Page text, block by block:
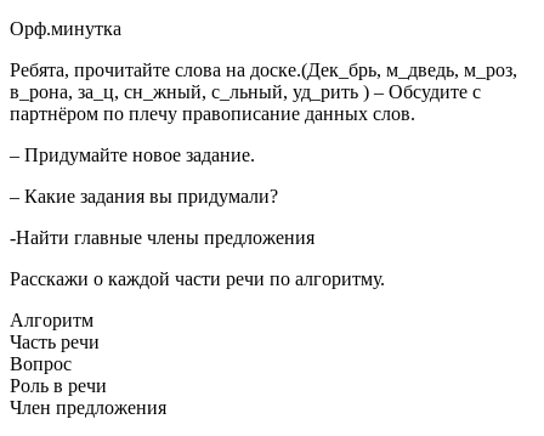
Орф.минутка
Ребята, прочитайте слова на доске.(Дек_брь, м_дведь, м_роз,
в_рона, за_ц, сн_жный, с_льный, уд_рить ) – Обсудите с
партнёром по плечу правописание данных слов.
– Придумайте новое задание.
– Какие задания вы придумали?
-Найти главные члены предложения
Расскажи о каждой части речи по алгоритму.
Алгоритм
Часть речи
Вопрос
Роль в речи
Член предложения